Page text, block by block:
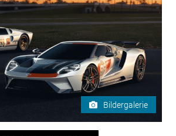
Bildergalerie